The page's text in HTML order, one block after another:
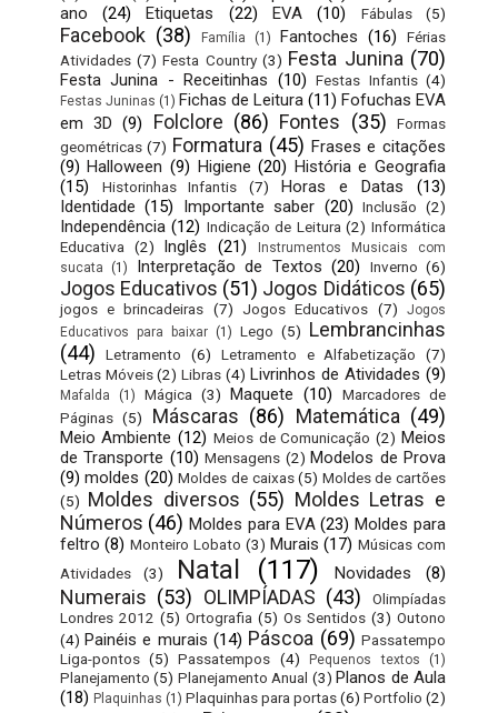
ano
(24) Etiquetas (22) EVA (10) Fábulas (5)
Facebook (38) Família (1) Fantoches (16)
Férias
Atividades (7) Festa Country (3) Festa Junina (70)
Festa Junina - Receitinhas (10) Festas Infantis (4)
Festas Juninas (1) Fichas de Leitura (11) Fofuchas EVA
em 3D (9) Folclore (86) Fontes (35)
Formas
geométricas (7) Formatura (45) Frases e citações
(9) Halloween (9) Higiene (20) História e Geografia
(15)
Historinhas Infantis (7) Horas e Datas
(13)
Identidade (15) Importante saber (20) Inclusão (2)
Independência (12) Indicação de Leitura (2) Informática
Educativa
(2) Inglês (21)
Instrumentos Musicais com
sucata
(1) Interpretação de Textos (20) Inverno (6)
Jogos Educativos (51) Jogos Didáticos (65)
jogos e brincadeiras (7) Jogos Educativos (7)
Jogos
Educativos para baixar (1) Lego (5) Lembrancinhas
(44)
Letramento (6) Letramento e Alfabetização
(7)
Letras Móveis (2) Libras (4) Livrinhos de Atividades (9)
Mafalda (1) Mágica (3) Maquete (10)
Marcadores de
Páginas (5) Máscaras (86) Matemática (49)
Meio Ambiente (12) Meios de Comunicação (2) Meios
de Transporte (10) Mensagens (2) Modelos de Prova
(9) moldes (20) Moldes de caixas (5) Moldes de cartões
(5) Moldes diversos (55) Moldes Letras e
Números (46) Moldes para EVA (23) Moldes para
feltro (8) Monteiro Lobato (3) Murais (17) Músicas com
Atividades
(3) Natal (117) Novidades (8)
Numerais (53) OLIMPÍADAS (43)
Olimpíadas
Londres 2012 (5) Ortografia (5) Os Sentidos (3) Outono
(4) Painéis e murais (14) Páscoa (69) Passatempo
Liga-pontos (5) Passatempos (4) Pequenos textos (1)
Planejamento (5) Planejamento Anual (3) Planos de Aula
(18) Plaquinhas (1) Plaquinhas para portas(6) Portfolio (2)